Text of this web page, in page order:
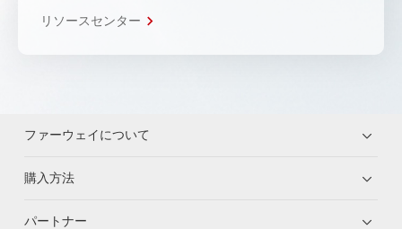
リソースセンター
ファーウェイについて
購入方法
パートナー